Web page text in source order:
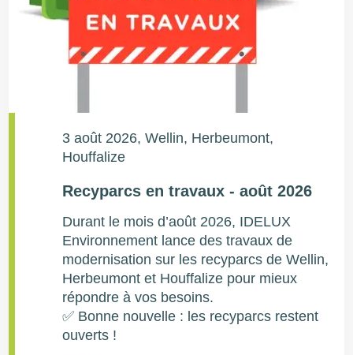
3 août 2026, Wellin, Herbeumont,
Houffalize
Recyparcs en travaux - août 2026
Durant le mois d’août 2026, IDELUX
Environnement lance des travaux de
modernisation sur les recyparcs de Wellin,
Herbeumont et Houffalize pour mieux
répondre à vos besoins.
✅ Bonne nouvelle : les recyparcs restent
ouverts !